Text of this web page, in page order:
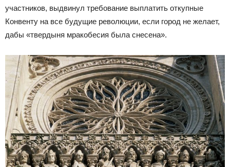
участников, выдвинул требование выплатить откупные
Конвенту на все будущие революции, если город не желает,
дабы «твердыня мракобесия была снесена».